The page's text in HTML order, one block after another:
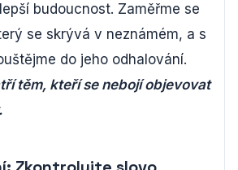
budoucnost. Zaměřme se
se skrývá v neznámém, a s
do jeho odhalování.
těm, kteří se nebojí objevovat